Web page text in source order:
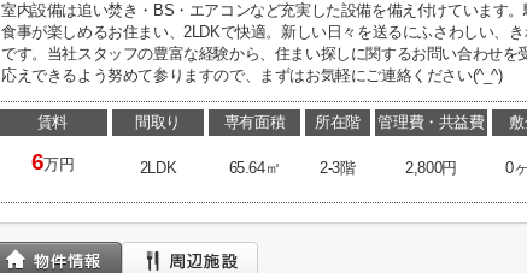
室内設備は追い焚き・BS・エアコンなど充実した設備を備え付けています
食事が楽しめるお住まい、2LDKで快適。新しい日々を送るにふさわしい、
です。当社スタッフの豊富な経験から、住まい探しに関するお問い合わせ
応えできるよう努めて参りますので、まずはお気軽にご連絡ください(^_^)
賃料
6万円
間取り
2LDK
専有面積
65.64㎡
所在階
2-3階
管理費・共益費
2,800円 0